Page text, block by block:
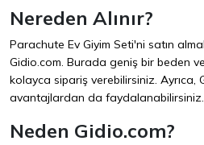
Nereden Alınır?
Parachute Ev Giyim Seti'ni satın
Gidio.com. Burada geniş bir beden
kolayca sipariş verebilirsiniz. Ayrıca,
avantajlardan da
Neden Gidio.com?